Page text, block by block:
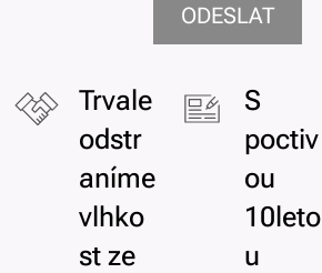
ODESLAT
Trvale
odstr
aníme
vlhko
st ze
S
poctiv
ou
10leto
u